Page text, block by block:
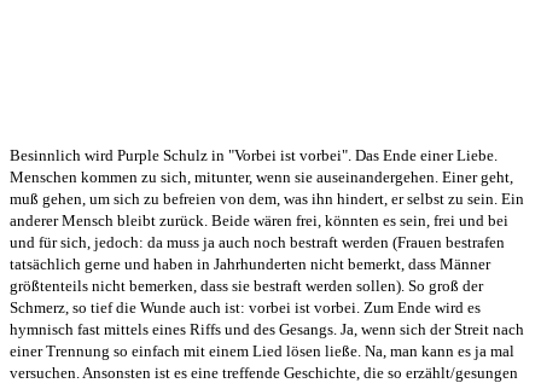
Besinnlich wird Purple Schulz in "Vorbei ist vorbei". Das Ende einer Liebe.
Menschen kommen zu sich, mitunter, wenn sie auseinandergehen. Einer geht,
muß gehen, um sich zu befreien von dem, was ihn hindert, er selbst zu sein. Ein
anderer Mensch bleibt zurück. Beide wären frei, könnten es sein, frei und bei
und für sich, jedoch: da muss ja auch noch bestraft werden (Frauen bestrafen
tatsächlich gerne und haben in Jahrhunderten nicht bemerkt, dass Männer
größtenteils nicht bemerken, dass sie bestraft werden sollen). So groß der
Schmerz, so tief die Wunde auch ist: vorbei ist vorbei. Zum Ende wird es
hymnisch fast mittels eines Riffs und des Gesangs. Ja, wenn sich der Streit nach
einer Trennung so einfach mit einem Lied lösen ließe. Na, man kann es ja mal
versuchen. Ansonsten ist es eine treffende Geschichte, die so erzählt/gesungen